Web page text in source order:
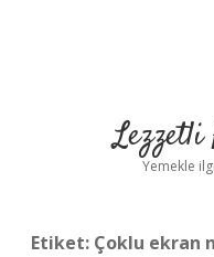
Lezzetli
Yemekle
Etiket: Çoklu ekran